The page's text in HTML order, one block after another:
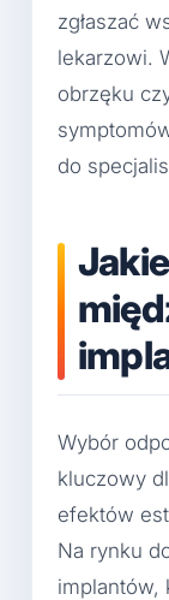
zgłaszać
lekarzowi.
obrzęku
do
Wybór
kluczowy
efektów
Na rynku
implantów,